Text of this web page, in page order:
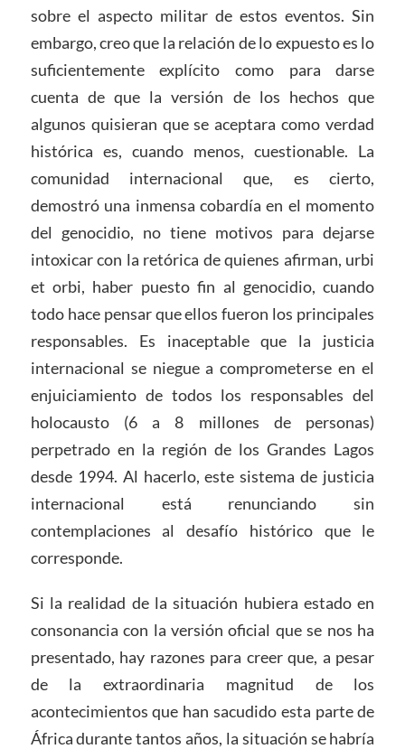
sobre el aspecto militar de estos eventos. Sin
embargo, creo que la relación de lo expuesto es lo
suficientemente explícito como para darse
cuenta de que la versión de los hechos que
algunos quisieran que se aceptara como verdad
histórica es, cuando menos, cuestionable. La
comunidad internacional que, es cierto,
demostró una inmensa cobardía en el momento
del genocidio, no tiene motivos para dejarse
intoxicar con la retórica de quienes afirman, urbi
et orbi, haber puesto fin al genocidio, cuando
todo hace pensar que ellos fueron los principales
responsables. Es inaceptable que la justicia
internacional se niegue a comprometerse en el
enjuiciamiento de todos los responsables del
holocausto (6 a 8 millones de personas)
perpetrado en la región de los Grandes Lagos
desde 1994. Al hacerlo, este sistema de justicia
internacional está renunciando sin
contemplaciones al desafío histórico que le
corresponde.
Si la realidad de la situación hubiera estado en
consonancia con la versión oficial que se nos ha
presentado, hay razones para creer que, a pesar
de la extraordinaria magnitud de los
acontecimientos que han sacudido esta parte de
África durante tantos años, la situación se habría